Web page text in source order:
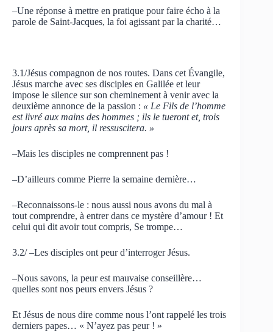
–Une réponse à mettre en pratique pour faire écho à la
parole de Saint-Jacques, la foi agissant par la charité…
3.1/Jésus compagnon de nos routes. Dans cet Évangile,
Jésus marche avec ses disciples en Galilée et leur
impose le silence sur son cheminement à venir avec la
deuxième annonce de la passion : « Le Fils de l’homme
est livré aux mains des hommes ; ils le tueront et, trois
jours après sa mort, il ressuscitera. »
–Mais les disciples ne comprennent pas !
–D’ailleurs comme Pierre la semaine dernière…
–Reconnaissons-le : nous aussi nous avons du mal à
tout comprendre, à entrer dans ce mystère d’amour ! Et
celui qui dit avoir tout compris, Se trompe…
3.2/ –Les disciples ont peur d’interroger Jésus.
–Nous savons, la peur est mauvaise conseillère…
quelles sont nos peurs envers Jésus ?
Et Jésus de nous dire comme nous l’ont rappelé les trois
derniers papes… « N’ayez pas peur ! »